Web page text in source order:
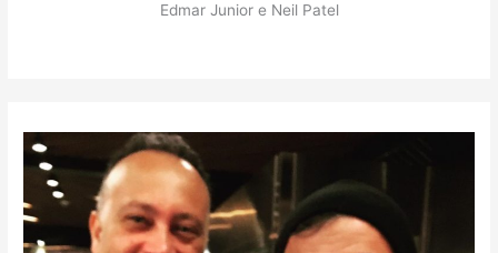
Edmar Junior e Neil Patel